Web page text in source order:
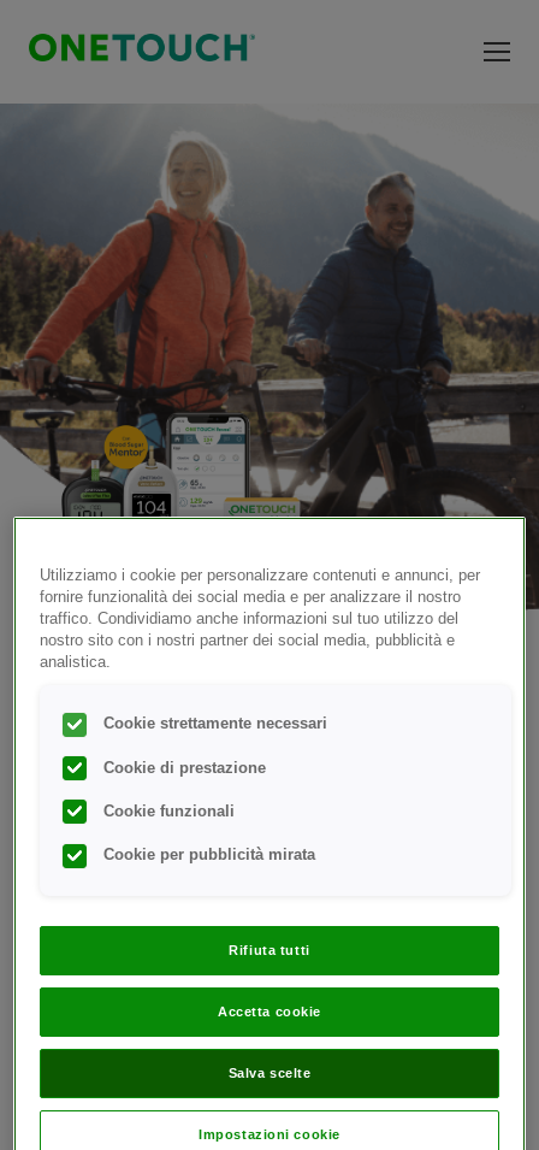
Informazioni sul marchio
OneTouch
persone con diabete e condizioni correlate, LifeScan
U.S. LLC è uno dei leader mondiali
nell'automonitoraggio della glicemia. Da oltre 40
anni LifeScan, l'azienda che produce i prodotti
, si impegna costantemente a migliorare
la qualità della vita delle persone con diabete e di chi
Utilizziamo i cookie per personalizzare contenuti e annunci, per
fornire funzionalità dei social media e per analizzare il nostro
traffico. Condividiamo anche informazioni sul tuo utilizzo del
nostro sito con i nostri partner dei social media, pubblicità e
analistica.
Cookie strettamente necessari
Cookie di prestazione
Cookie funzionali
Cookie per pubblicità mirata
Rifiuta tutti
Accetta cookie
Salva scelte
Impostazioni cookie